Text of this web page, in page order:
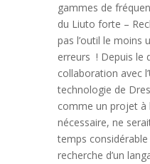
gammes de
du Liuto forte –
pas l’outil le moins
erreurs ! Depuis le
collaboration avec
technologie de
comme un projet à
nécessaire, ne
temps
recherche d’un